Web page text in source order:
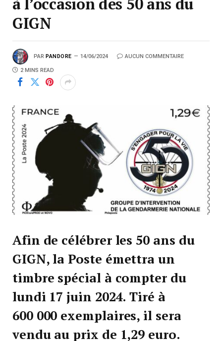
GIGN
PAR PANDORE 14/06/2024 AUCUN COMMENTAIRE
2 MINS READ
Afin de célébrer les 50 ans du
GIGN, la Poste émettra un
timbre spécial à compter du
lundi 17 juin 2024. Tiré à
600 000 exemplaires, il sera
vendu au prix de 1,29 euro.